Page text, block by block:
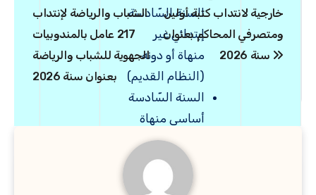
السنة السّادسة
إبتدائي غير
منهاة أو دونه
(النظام القديم)
السنة السّادسة
أساسي منهاة
بنجاح (النظام
الجديد) /
السنة السّادسة
l’article
الشباب والرياضة لإنتداب
217 عامل بالمندوبيات
الجهوية للشباب والرياضة
بعنوان سنة 2026
خارجية لانتداب كتبة أولين
ومتصرفي المحاكم بعنوان